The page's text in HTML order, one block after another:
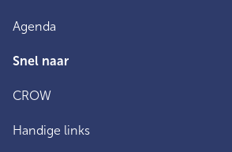
Agenda
Snel naar
CROW
Handige links